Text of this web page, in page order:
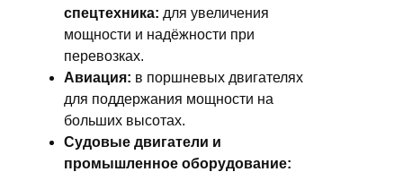
спецтехника: для увеличения
мощности и надёжности при
перевозках.
Авиация: в поршневых двигателях
для поддержания мощности на
больших высотах.
Судовые двигатели и
промышленное оборудование: